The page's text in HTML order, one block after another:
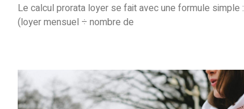
Le calcul prorata loyer se fait avec une formule simple :
(loyer mensuel ÷ nombre de